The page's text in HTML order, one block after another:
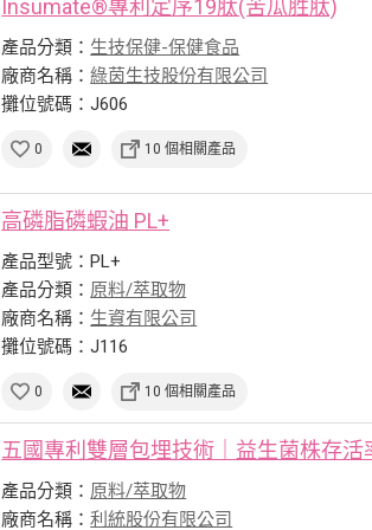
Insumate®專利定序19肽(苦瓜胜肽)
產品分類： 生技保健-保健食品
廠商名稱：綠茵生技股份有限公司
攤位號碼：J606
0 10 個相關產品
高磷脂磷蝦油 PL+
產品型號：PL+
產品分類： 原料/萃取物
廠商名稱： 生資有限公司
攤位號碼：J116
0 10 個相關產品
五國專利雙層包埋技術｜益生菌株存活
產品分類： 原料/萃取物
廠商名稱：利統股份有限公司